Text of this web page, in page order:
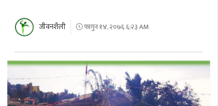
जीवनशैली फागुन १४, २०७६ ६:२३ AM